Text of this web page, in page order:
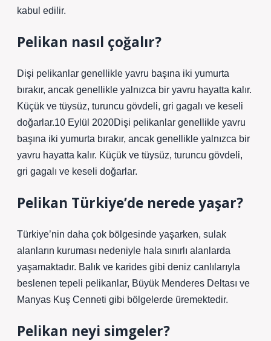
kabul edilir.
Pelikan nasıl çoğalır?
Dişi pelikanlar genellikle yavru başına iki yumurta
bırakır, ancak genellikle yalnızca bir yavru hayatta kalır.
Küçük ve tüysüz, turuncu gövdeli, gri gagalı ve keseli
doğarlar.10 Eylül 2020Dişi pelikanlar genellikle yavru
başına iki yumurta bırakır, ancak genellikle yalnızca bir
yavru hayatta kalır. Küçük ve tüysüz, turuncu gövdeli,
gri gagalı ve keseli doğarlar.
Pelikan Türkiye’de nerede yaşar?
Türkiye’nin daha çok bölgesinde yaşarken, sulak
alanların kuruması nedeniyle hala sınırlı alanlarda
yaşamaktadır. Balık ve karides gibi deniz canlılarıyla
beslenen tepeli pelikanlar, Büyük Menderes Deltası ve
Manyas Kuş Cenneti gibi bölgelerde üremektedir.
Pelikan neyi simgeler?